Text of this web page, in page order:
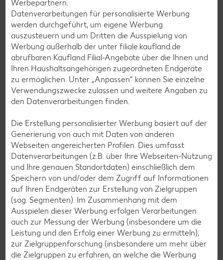
Muffin-Rezepte
Apfelkuchen-Rezepte
Schokokuchen-Rezepte
Torten-Rezepte
Eis-Rezepte
Pfannkuchen-Rezepte
Smoothie-Rezepte
Bowle-Rezepte
Cocktail-Rezepte
Avocado-Rezepte
Erdbeer-Rezepte
Blaubeer-Rezepte
Bananen-Rezepte
Werbepartnern.
Datenverarbeitungen für personalisierte Werbung
werden durchgeführt, um eigene Werbung
auszusteuern und um Dritten die Ausspielung von
Werbung außerhalb der unter filiale.kaufland.de
abrufbaren Kaufland Filial-Angebote über die Ihnen und
Ihren Haushaltsangehörigen zugeordneten Endgeräte
zu ermöglichen. Unter „Anpassen“ können Sie einzelne
Verwendungszwecke zulassen und weitere Angaben zu
den Datenverarbeitungen finden.
Die Erstellung personalisierter Werbung basiert auf der
Generierung von auch mit Daten von anderen
Webseiten angereicherten Profilen. Dies umfasst
Datenverarbeitungen (z.B. über Ihre Webseiten-Nutzung
und Ihre genauen Standortdaten) einschließlich dem
Speichern von und/oder dem Zugriff auf Informationen
auf Ihren Endgeräten zur Erstellung von Zielgruppen
(sog. Segmenten). Im Zusammenhang mit dem
Ausspielen dieser Werbung erfolgen Verarbeitungen
auch zur Messung der Werbung (insbesondere um die
Leistung und den Erfolg einer Werbung zu ermitteln),
zur Zielgruppenforschung (insbesondere um mehr über
die Zielgruppen zu erfahren, an welche die Werbung